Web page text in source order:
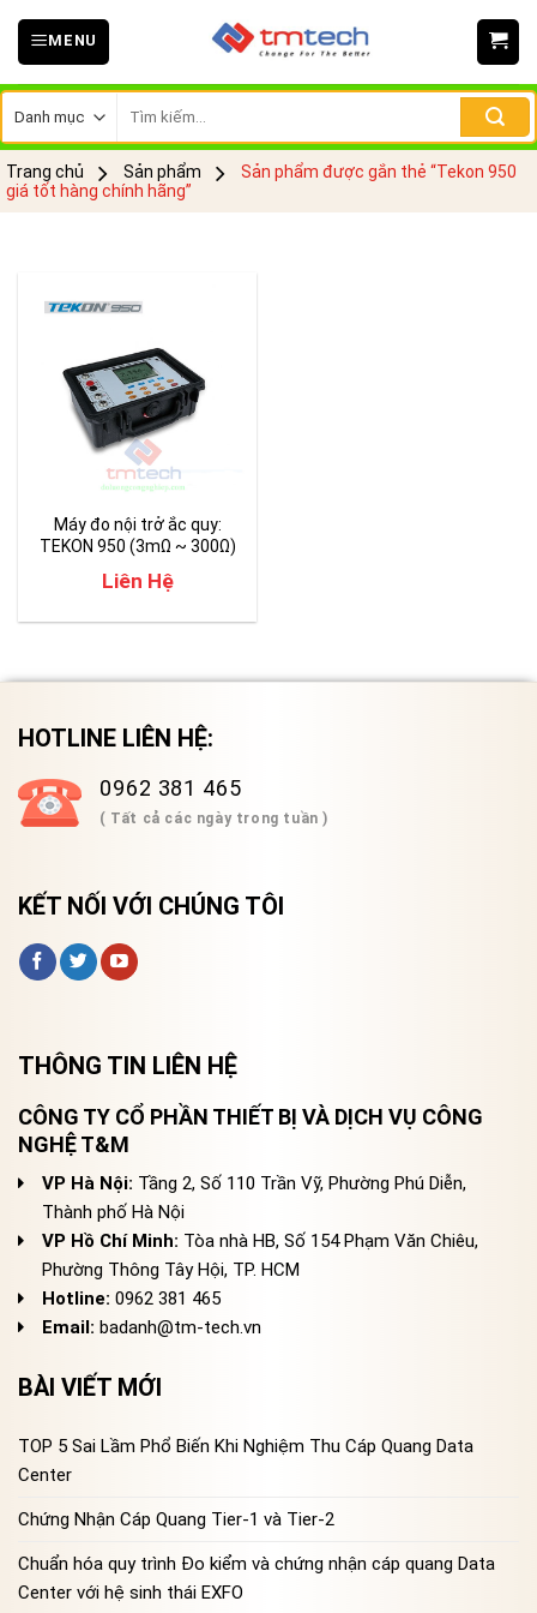
Skip
MENU
kiếm:
Trang chủ Sản phẩm
Sản phẩm được gắn thẻ “Tekon 950
giá tốt hàng chính hãng”
Máy đo nội trở ắc quy:
TEKON 950 (3mΩ ~ 300Ω)
Liên Hệ
HOTLINE LIÊN HỆ:
0962 381 465
( Tất cả các ngày trong tuần )
KẾT NỐI VỚI CHÚNG TÔI
THÔNG TIN LIÊN HỆ
CÔNG TY CỔ PHẦN THIẾT BỊ VÀ DỊCH VỤ CÔNG
NGHỆ T&M
VP Hà Nội: Tầng 2, Số 110 Trần Vỹ, Phường Phú Diễn,
Thành phố Hà Nội
VP Hồ Chí Minh: Tòa nhà HB, Số 154 Phạm Văn Chiêu,
Phường Thông Tây Hội, TP. HCM
Hotline: 0962 381 465
Email: badanh@tm-tech.vn
BÀI VIẾT MỚI
TOP 5 Sai Lầm Phổ Biến Khi Nghiệm Thu Cáp Quang Data
Center
Chứng Nhận Cáp Quang Tier-1 và Tier-2
Chuẩn hóa quy trình Đo kiểm và chứng nhận cáp quang Data
Center với hệ sinh thái EXFO